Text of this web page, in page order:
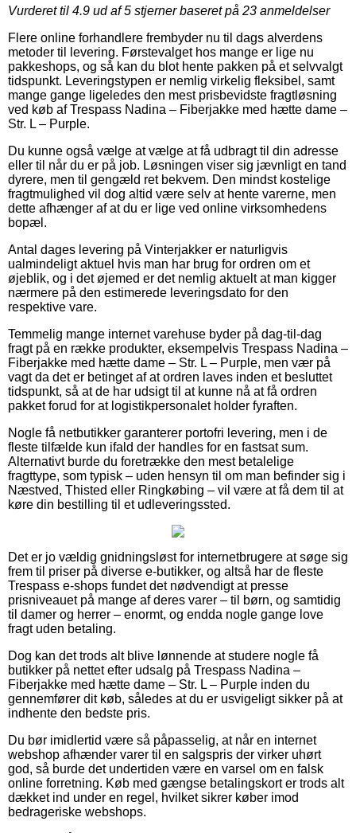
Vurderet til 4.9 ud af 5 stjerner baseret på 23 anmeldelser
Flere online forhandlere frembyder nu til dags alverdens
metoder til levering. Førstevalget hos mange er lige nu
pakkeshops, og så kan du blot hente pakken på et selvvalgt
tidspunkt. Leveringstypen er nemlig virkelig fleksibel, samt
mange gange ligeledes den mest prisbevidste fragtløsning
ved køb af Trespass Nadina – Fiberjakke med hætte dame –
Str. L – Purple.
Du kunne også vælge at vælge at få udbragt til din adresse
eller til når du er på job. Løsningen viser sig jævnligt en tand
dyrere, men til gengæld ret bekvem. Den mindst kostelige
fragtmulighed vil dog altid være selv at hente varerne, men
dette afhænger af at du er lige ved online virksomhedens
bopæl.
Antal dages levering på Vinterjakker er naturligvis
ualmindeligt aktuel hvis man har brug for ordren om et
øjeblik, og i det øjemed er det nemlig aktuelt at man kigger
nærmere på den estimerede leveringsdato for den
respektive vare.
Temmelig mange internet varehuse byder på dag-til-dag
fragt på en række produkter, eksempelvis Trespass Nadina –
Fiberjakke med hætte dame – Str. L – Purple, men vær på
vagt da det er betinget af at ordren laves inden et besluttet
tidspunkt, så at de har udsigt til at kunne nå at få ordren
pakket forud for at logistikpersonalet holder fyraften.
Nogle få netbutikker garanterer portofri levering, men i de
fleste tilfælde kun ifald der handles for en fastsat sum.
Alternativt burde du foretrække den mest betalelige
fragttype, som typisk – uden hensyn til om man befinder sig i
Næstved, Thisted eller Ringkøbing – vil være at få dem til at
køre din bestilling til et udleveringssted.
Det er jo vældig gnidningsløst for internetbrugere at søge sig
frem til priser på diverse e-butikker, og altså har de fleste
Trespass e-shops fundet det nødvendigt at presse
prisniveauet på mange af deres varer – til børn, og samtidig
til damer og herrer – enormt, og endda nogle gange love
fragt uden betaling.
Dog kan det trods alt blive lønnende at studere nogle få
butikker på nettet efter udsalg på Trespass Nadina –
Fiberjakke med hætte dame – Str. L – Purple inden du
gennemfører dit køb, således at du er usvigeligt sikker på at
indhente den bedste pris.
Du bør imidlertid være så påpasselig, at når en internet
webshop afhænder varer til en salgspris der virker uhørt
god, så burde det undertiden være en varsel om en falsk
online forretning. Køb med gængse betalingskort er trods alt
dækket ind under en regel, hvilket sikrer køber imod
bedrageriske webshops.